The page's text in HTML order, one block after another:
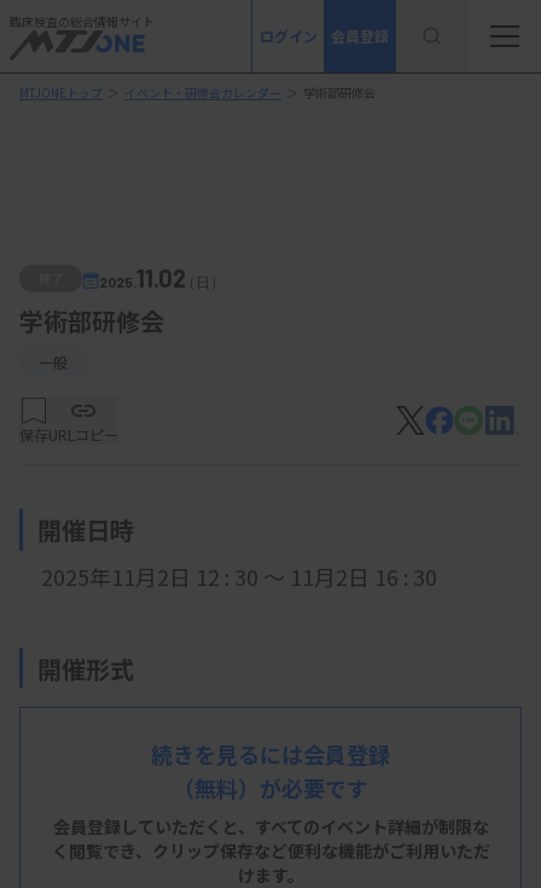
臨床検査の総合情報サイト
ログイン 会員登録
MTJONEトップ ＞ イベント・研修会カレンダー ＞ 学術部研修会
2025. 11.02（日）
学術部研修会
一般
保存URLコピー
開催日時
2025年11月2日 12 : 30 ～ 11月2日 16 : 30
開催形式
現地開催
岩手医科大学 矢巾キャンパス 西講義実習棟4階
続きを見るには会員登録
（無料）が必要です
会員登録していただくと、すべてのイベント詳細が制限な
く閲覧でき、 クリップ保存など便利な機能がご利用いただ
けます。